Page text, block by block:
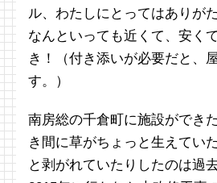
ル、わたしにとってはありが
なんといっても近くて、安く
き！（付き添いが必要だと、
す。）
南房総の千倉町に施設ができ
き間に草がちょっと生えてい
と剥がれていたりしたのは過去